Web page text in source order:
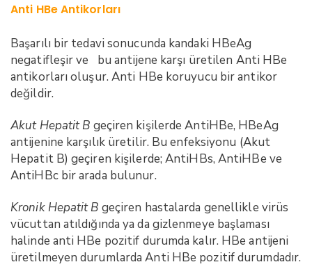
Anti HBe Antikorları
Başarılı bir tedavi sonucunda kandaki HBeAg
negatifleşir ve bu antijene karşı üretilen Anti HBe
antikorları oluşur. Anti HBe koruyucu bir antikor
değildir.
Akut Hepatit B geçiren kişilerde AntiHBe, HBeAg
antijenine karşılık üretilir. Bu enfeksiyonu (Akut
Hepatit B) geçiren kişilerde; AntiHBs, AntiHBe ve
AntiHBc bir arada bulunur.
Kronik Hepatit B geçiren hastalarda genellikle virüs
vücuttan atıldığında ya da gizlenmeye başlaması
halinde anti HBe pozitif durumda kalır. HBe antijeni
üretilmeyen durumlarda Anti HBe pozitif durumdadır.